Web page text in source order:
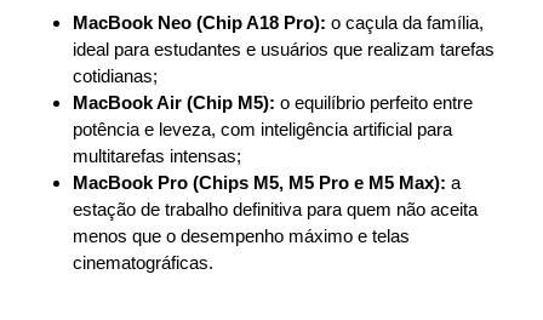
MacBook Neo (Chip A18 Pro): o caçula da família,
ideal para estudantes e usuários que realizam tarefas
cotidianas;
MacBook Air (Chip M5): o equilíbrio perfeito entre
potência e leveza, com inteligência artificial para
multitarefas intensas;
MacBook Pro (Chips M5, M5 Pro e M5 Max): a
estação de trabalho definitiva para quem não aceita
menos que o desempenho máximo e telas
cinematográficas.